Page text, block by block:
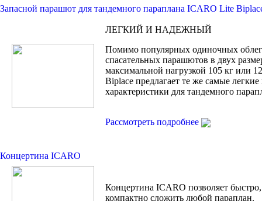
Запасной парашют для тандемного параплана ICARO Lite
ЛЕГКИЙ И НАДЕЖНЫЙ
Помимо популярных одиночных
спасательных парашютов в двух
максимальной нагрузкой 105 кг или
Biplace предлагает те же самые
характеристики для тандемного
Рассмотреть подробнее
Концертина ICARO
Концертина ICARO позволяет
компактно сложить любой параплан.